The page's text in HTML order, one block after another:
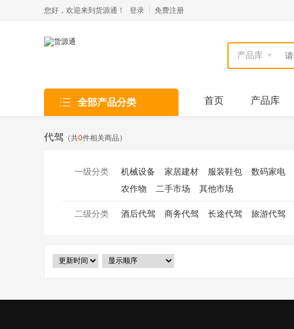
您好，欢迎来到货源通！ 登录 免费注册

全部产品分类 首页 产品库
代驾 （共0件相关商品）
一级分类 机械设备 家居建材 服装鞋包 数码家电
农作物
二手市场 其他市场
二级分类 酒后代驾 商务代驾 长途代驾 旅游代驾